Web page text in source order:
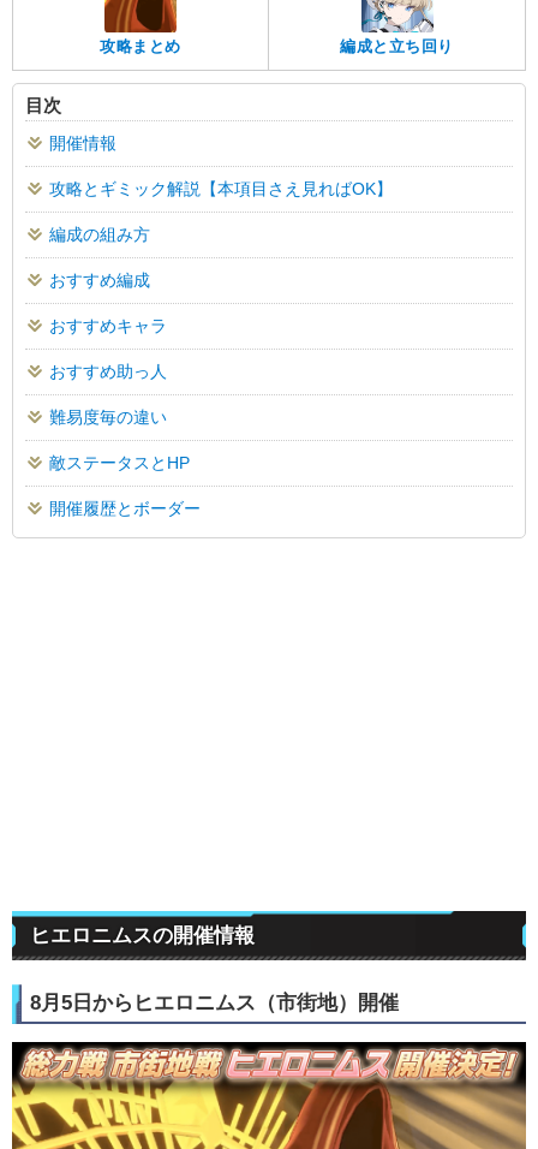
攻略まとめ 編成と立ち回り
目次
開催情報
攻略とギミック解説【本項目さえ見ればOK】
編成の組み方
おすすめ編成
おすすめキャラ
おすすめ助っ人
難易度毎の違い
敵ステータスとHP
開催履歴とボーダー
ヒエロニムスの開催情報
8月5日からヒエロニムス（市街地）開催